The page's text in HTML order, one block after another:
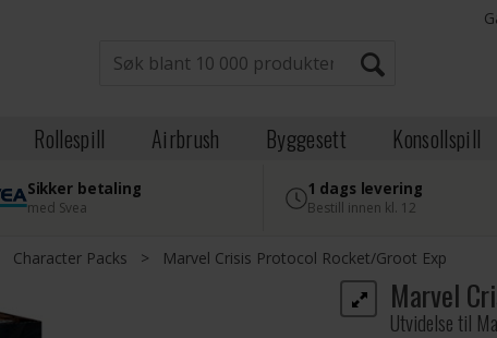
Rollespill Airbrush Byggesett Konsollspill
Sikker betaling
med Svea
1 dags levering
Bestill innen kl. 12
Character Packs > Marvel Crisis Protocol Rocket/Groot Exp
Marvel
Utvidelse til